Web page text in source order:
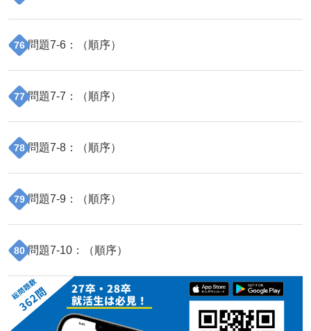
76 問題7-6 ：（順序）
77 問題7-7 ：（順序）
78 問題7-8 ：（順序）
79 問題7-9 ：（順序）
80 問題7-10 ：（順序）